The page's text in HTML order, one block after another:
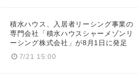
積水ハウス、入居者リーシング事業の
専門会社「積水ハウスシャーメゾンリ
ーシング株式会社」が8月1日に発足
7/21 15:00